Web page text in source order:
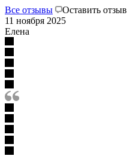
Все отзывы
Оставить отзыв
11 ноября 2025
Елена